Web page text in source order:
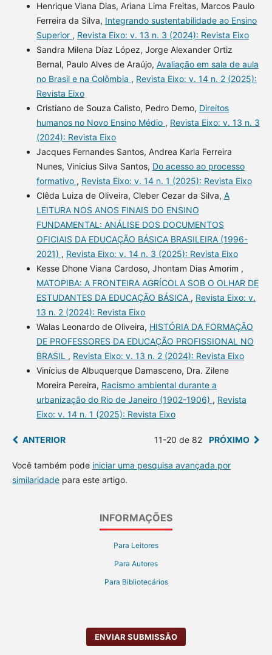
Henrique Viana Dias, Ariana Lima Freitas, Marcos Paulo
Ferreira da Silva, Integrando sustentabilidade ao Ensino
Superior , Revista Eixo: v. 13 n. 3 (2024): Revista Eixo
Sandra Milena Díaz López, Jorge Alexander Ortiz
Bernal, Paulo Alves de Araújo, Avaliação em sala de aula
no Brasil e na Colômbia , Revista Eixo: v. 14 n. 2 (2025):
Revista Eixo
Cristiano de Souza Calisto, Pedro Demo, Direitos
humanos no Novo Ensino Médio , Revista Eixo: v. 13 n. 3
(2024): Revista Eixo
Jacques Fernandes Santos, Andrea Karla Ferreira
Nunes, Vinicius Silva Santos, Do acesso ao processo
formativo , Revista Eixo: v. 14 n. 1 (2025): Revista Eixo
Clêda Luiza de Oliveira, Cleber Cezar da Silva, A
LEITURA NOS ANOS FINAIS DO ENSINO
FUNDAMENTAL: ANÁLISE DOS DOCUMENTOS
OFICIAIS DA EDUCAÇÃO BÁSICA BRASILEIRA (1996-
2021) , Revista Eixo: v. 14 n. 3 (2025): Revista Eixo
Kesse Dhone Viana Cardoso, Jhontam Dias Amorim ,
MATOPIBA: A FRONTEIRA AGRÍCOLA SOB O OLHAR DE
ESTUDANTES DA EDUCAÇÃO BÁSICA , Revista Eixo: v.
13 n. 2 (2024): Revista Eixo
Walas Leonardo de Oliveira, HISTÓRIA DA FORMAÇÃO
DE PROFESSORES DA EDUCAÇÃO PROFISSIONAL NO
BRASIL , Revista Eixo: v. 13 n. 2 (2024): Revista Eixo
Vinícius de Albuquerque Damasceno, Dra. Zilene
Moreira Pereira, Racismo ambiental durante a
urbanização do Rio de Janeiro (1902-1906) , Revista
Eixo: v. 14 n. 1 (2025): Revista Eixo
ANTERIOR 11-20 de 82 PRÓXIMO
Você também pode iniciar uma pesquisa avançada por
similaridadepara este artigo.
INFORMAÇÕES
Para Leitores
Para Autores
Para Bibliotecários
ENVIAR SUBMISSÃO